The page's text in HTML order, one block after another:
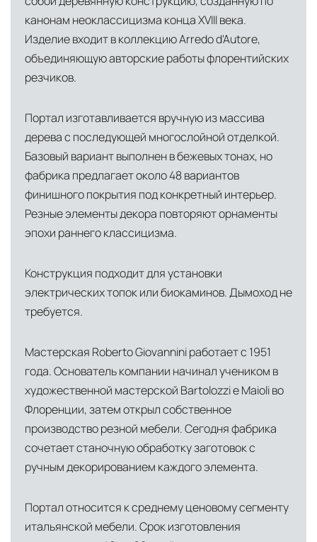
доставки и обеспечить полный контроль над
сохранностью продукции.
Глобальная сеть распределительных
центров
логистическими узлами в ключевых
международных хабах:
Дубай, ОАЭ — региональный центр для
Ближнего Востока и Азии
Кипр — распределительная база для
Лондон, Великобритания—
логистический хаб для европейского рынка
США— центр доставки для
Другие страны Европы — расширенная
сеть партнёрских складов
Условия доставки по Москве и Московской
области
Для клиентов Москвы и МО предусмотрены
следующие услуги:
Доставка до адреса— транспортировка
товара от нашего склада непосредственно к
канонам неоклассицизма конца XVIII века.
Изделие входит в коллекцию Arredo d'Autore,
объединяющую авторские работы флорентийских
резчиков.
Портал изготавливается вручную из массива
дерева с последующей многослойной отделкой.
Базовый вариант выполнен в бежевых тонах, но
фабрика предлагает около 48 вариантов
финишного покрытия под конкретный интерьер.
Резные элементы декора повторяют орнаменты
эпохи раннего классицизма.
Конструкция подходит для установки
электрических топок или биокаминов. Дымоход не
требуется.
Мастерская Roberto Giovannini работает с 1951
года. Основатель компании начинал учеником в
художественной мастерской Bartolozzi e Maioli во
Флоренции, затем открыл собственное
производство резной мебели. Сегодня фабрика
сочетает станочную обработку заготовок с
ручным декорированием каждого элемента.
Портал относится к среднему ценовому сегменту
итальянской мебели. Срок изготовления